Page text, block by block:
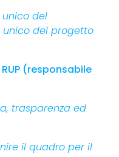
unico del
del progetto
(responsabile
trasparenza ed
il quadro per il